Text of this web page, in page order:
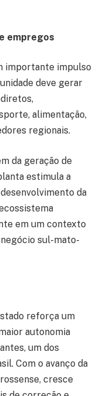
empregos
importante impulso
deve gerar
alimentação,
regionais.
da geração de
estimula a
da
em um contexto
sul-mato-
reforça um
autonomia
um dos
Com o avanço da
cresce